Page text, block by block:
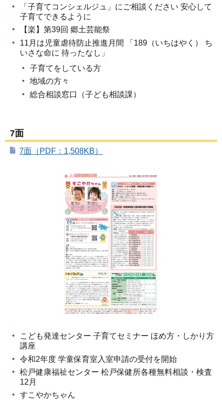
「子育てコンシェルジュ」にご相談ください 安心して
子育てできるように
【楽】第39回 郷土芸能祭
11月は児童虐待防止推進月間 「189（いちはやく） ち
いさな命に 待ったなし」
子育てをしている方
地域の方々
総合相談窓口（子ども相談課）
7面
7面（PDF：1,508KB）
こども発達センター 子育てセミナー ほめ方・しかり方
講座
令和2年度 学童保育室入室申請の受付を開始
松戸健康福祉センター 松戸保健所各種無料相談・検査
12月
すこやかちゃん